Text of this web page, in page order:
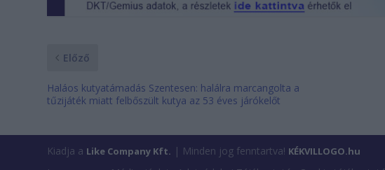
Előző
Haláos kutyatámadás Szentesen: halálra marcangolta a
tűzijáték miatt felbőszült kutya az 53 éves járókelőt
Kiadja a Like Company Kft. | Minden jog fenntartva! KÉKVILLOGO.hu